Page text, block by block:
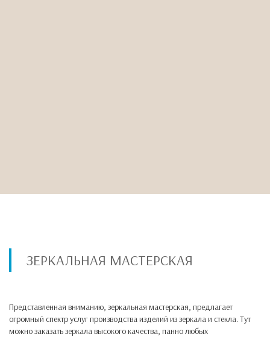
ЗЕРКАЛЬНАЯ МАСТЕРСКАЯ
Представленная вниманию, зеркальная мастерская, предлагает
огромный спектр услуг производства изделий из зеркала и стекла. Тут
можно заказать зеркала высокого качества, панно любых